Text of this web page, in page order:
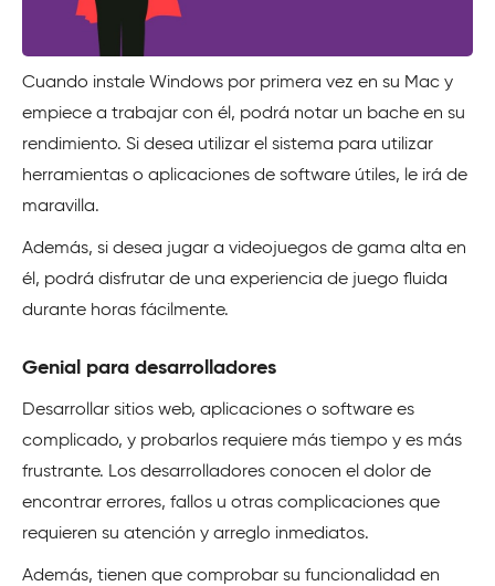
Cuando instale Windows por primera vez en su Mac y
empiece a trabajar con él, podrá notar un bache en su
rendimiento. Si desea utilizar el sistema para utilizar
herramientas o aplicaciones de software útiles, le irá de
maravilla.
Además, si desea jugar a videojuegos de gama alta en
él, podrá disfrutar de una experiencia de juego fluida
durante horas fácilmente.
Genial para desarrolladores
Desarrollar sitios web, aplicaciones o software es
complicado, y probarlos requiere más tiempo y es más
frustrante. Los desarrolladores conocen el dolor de
encontrar errores, fallos u otras complicaciones que
requieren su atención y arreglo inmediatos.
Además, tienen que comprobar su funcionalidad en